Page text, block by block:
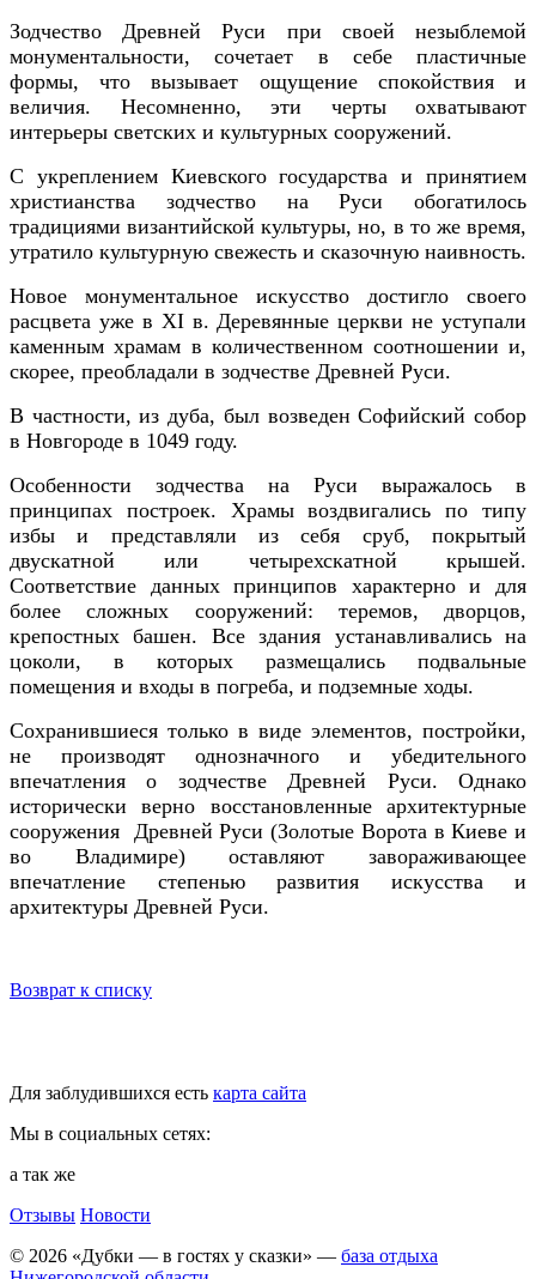
Зодчество Древней Руси при своей незыблемой
монументальности, сочетает в себе пластичные
формы, что вызывает ощущение спокойствия и
величия. Несомненно, эти черты охватывают
интерьеры светских и культурных сооружений.
С укреплением Киевского государства и принятием
христианства зодчество на Руси обогатилось
традициями византийской культуры, но, в то же время,
утратило культурную свежесть и сказочную наивность.
Новое монументальное искусство достигло своего
расцвета уже в XI в. Деревянные церкви не уступали
каменным храмам в количественном соотношении и,
скорее, преобладали в зодчестве Древней Руси.
В частности, из дуба, был возведен Софийский собор
в Новгороде в 1049 году.
Особенности зодчества на Руси выражалось в
принципах построек. Храмы воздвигались по типу
избы и представляли из себя сруб, покрытый
двускатной или четырехскатной крышей.
Соответствие данных принципов характерно и для
более сложных сооружений: теремов, дворцов,
крепостных башен. Все здания устанавливались на
цоколи, в которых размещались подвальные
помещения и входы в погреба, и подземные ходы.
Cохранившиеся только в виде элементов, постройки,
не производят однозначного и убедительного
впечатления о зодчестве Древней Руси. Однако
исторически верно восстановленные архитектурные
сооружения Древней Руси (Золотые Ворота в Киеве и
во Владимире) оставляют завораживающее
впечатление степенью развития искусства и
архитектуры Древней Руси.
Возврат к списку
Для заблудившихся есть карта сайта
Мы в социальных сетях:
а так же
Отзывы Новости
© 2026 «Дубки — в гостях у сказки» — база отдыха